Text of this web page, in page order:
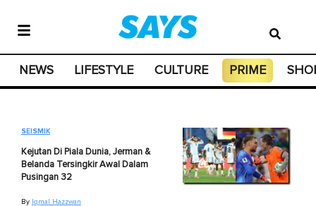
NEWS LIFESTYLE CULTURE PRIME
SEISMIK
Kejutan Di Piala Dunia, Jerman &
Belanda Tersingkir Awal Dalam
Pusingan 32
By Iqmal Hazzwan